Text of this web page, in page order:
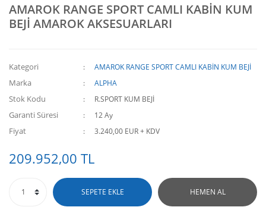
AMAROK RANGE SPORT CAMLI KABİN KUM
BEJİ AMAROK AKSESUARLARI
Kategori AMAROK RANGE SPORT CAMLI KABİN KUM BEJİ
Marka ALPHA
Stok Kodu R.SPORT KUM BEJİ
Garanti Süresi 12 Ay
Fiyat 3.240,00 EUR + KDV
209.952,00 TL
SEPETE EKLE HEMEN AL